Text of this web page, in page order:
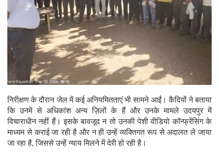
निरीक्षण के दौरान जेल में कई अनियमितताएं भी सामने आईं। कैदियों ने बताया
कि उनमें से अधिकांश अन्य ज़िलों के हैं और उनके मामले उदयपुर में
विचाराधीन नहीं हैं। इसके बावजूद न तो उनकी पेशी वीडियो कॉन्फ्रेंसिंग के
माध्यम से कराई जा रही है और न ही उन्हें व्यक्तिगत रूप से अदालत ले जाया
जा रहा है, जिससे उन्हें न्याय मिलने में देरी हो रही है।